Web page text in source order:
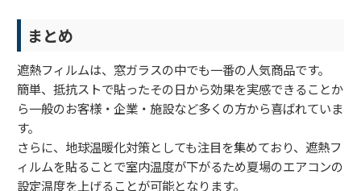
まとめ
遮熱フィルムは、窓ガラスの中でも一番の人気商品です。
簡単、抵抗ストで貼ったその日から効果を実感できることか
ら一般のお客様・企業・施設など多くの方から喜ばれていま
す。
さらに、地球温暖化対策としても注目を集めており、遮熱フ
ィルムを貼ることで室内温度が下がるため夏場のエアコンの
設定温度を上げることが可能となります。